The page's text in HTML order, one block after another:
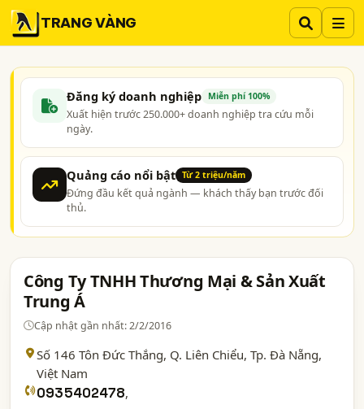
TRANG VÀNG
Đăng ký doanh nghiệp Miễn phí 100%
Xuất hiện trước 250.000+ doanh nghiệp tra cứu mỗi
ngày.
Quảng cáo nổi bật Từ 2 triệu/năm
Đứng đầu kết quả ngành — khách thấy bạn trước đối
thủ.
Công Ty TNHH Thương Mại & Sản Xuất
Trung Á
Cập nhật gần nhất: 2/2/2016
Số 146 Tôn Đức Thắng, Q. Liên Chiểu, Tp. Đà Nẵng,
Việt Nam
0935402478,